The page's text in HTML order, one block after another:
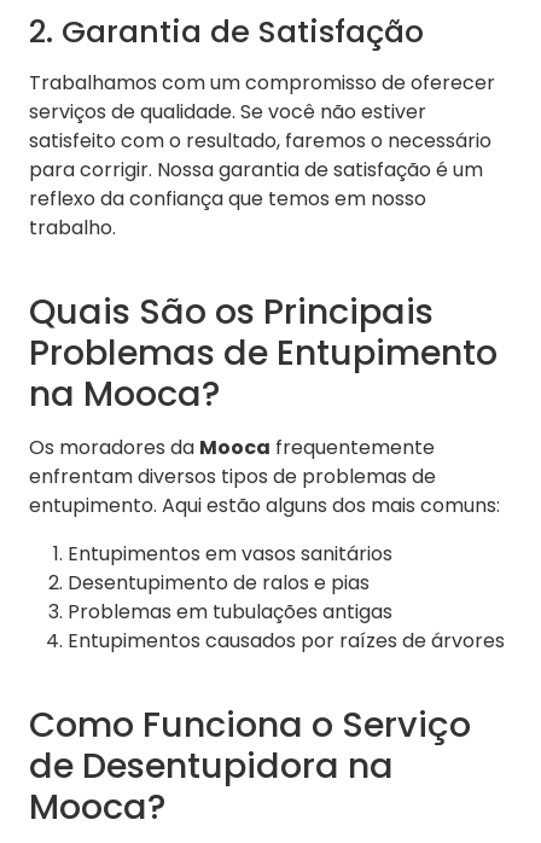
2. Garantia de Satisfação
Trabalhamos com um compromisso de oferecer
serviços de qualidade. Se você não estiver
satisfeito com o resultado, faremos o necessário
para corrigir. Nossa garantia de satisfação é um
reflexo da confiança que temos em nosso
trabalho.
Quais São os Principais
Problemas de Entupimento
na Mooca?
Os moradores da Mooca frequentemente
enfrentam diversos tipos de problemas de
entupimento. Aqui estão alguns dos mais comuns:
Entupimentos em vasos sanitários
Desentupimento de ralos e pias
Problemas em tubulações antigas
Entupimentos causados por raízes de árvores
Como Funciona o Serviço
de Desentupidora na
Mooca?